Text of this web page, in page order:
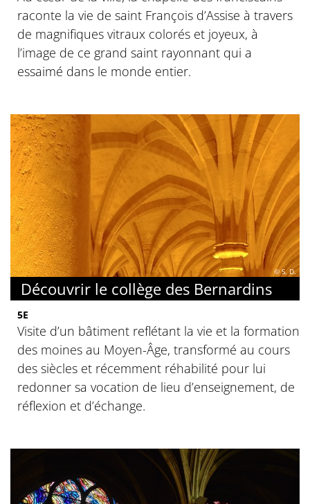
raconte la vie de saint François d’Assise à travers
de magnifiques vitraux colorés et joyeux, à
l’image de ce grand saint rayonnant qui a
essaimé dans le monde entier.
© S. D.
Découvrir le collège des Bernardins
5E
Visite d’un bâtiment reflétant la vie et la formation
des moines au Moyen-Âge, transformé au cours
des siècles et récemment réhabilité pour lui
redonner sa vocation de lieu d’enseignement, de
réflexion et d’échange.